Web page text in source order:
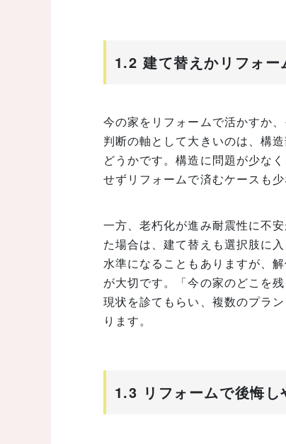
1.2 建て替えかリフォ
今の家をリフォームで活かすか
判断の軸として大きいのは、構
どうかです。構造に問題が少な
せずリフォームで済むケースも少
一方、老朽化が進み耐震性に不
た場合は、建て替えも選択肢に
水準になることもありますが、
が大切です。「今の家のどこを
現状を診てもらい、複数のプラ
ります。
1.3 リフォームで後悔